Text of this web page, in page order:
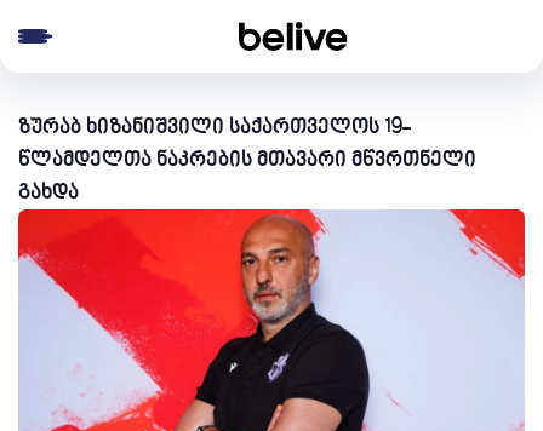
ზურაბ ხიზანიშვილი საქართველოს 19-
წლამდელთა ნაკრების მთავარი მწვრთნელი
გახდა